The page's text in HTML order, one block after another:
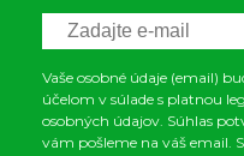
Vaše osobné údaje (email)
účelom v súlade s platnou
osobných údajov. Súhlas
vám pošleme na váš email.